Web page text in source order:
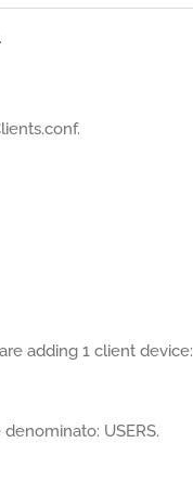
adding 1 client device:
USERS.